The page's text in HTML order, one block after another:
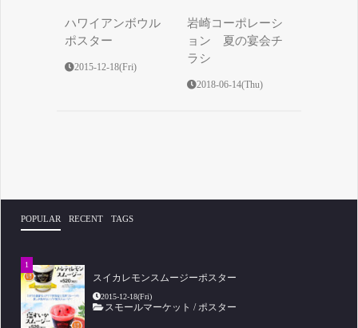
ハワイアンボウル
ポスター
2015-12-18(Fri)
岩崎コーポレーシ
ョン 夏の宴会チ
ラシ
2018-06-14(Thu)
POPULAR RECENT TAGS
スイカレモンスムージーポスター
2015-12-18(Fri)
スモールマーケット /ポスター